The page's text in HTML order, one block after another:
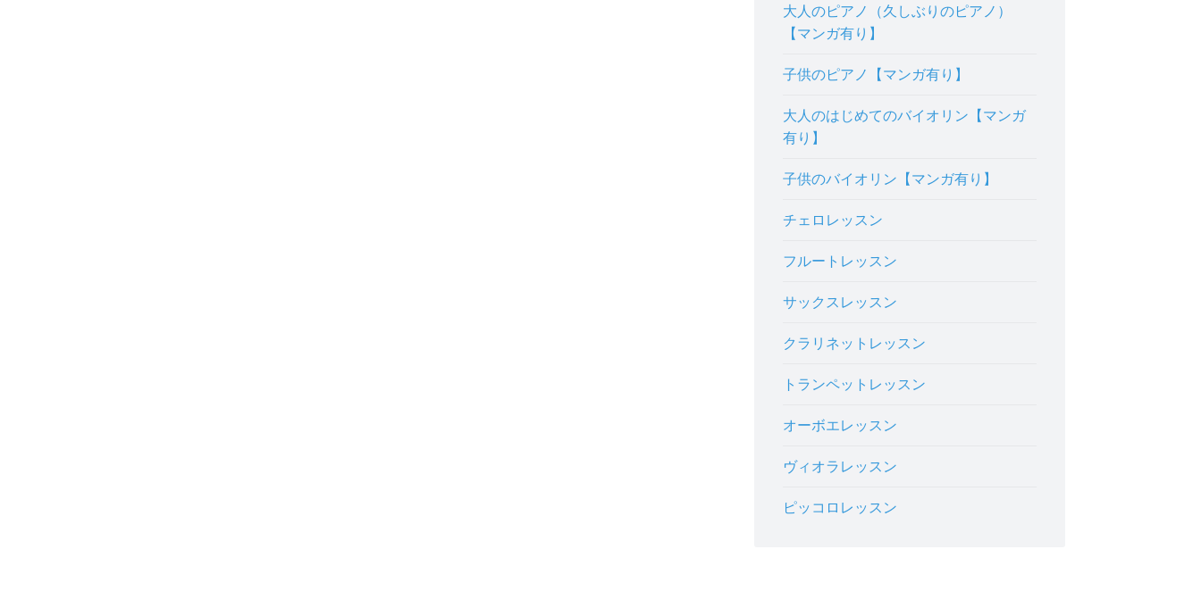
大人のピアノ（久しぶりのピアノ）
【マンガ有り】
子供のピアノ【マンガ有り】
大人のはじめてのバイオリン【マンガ
有り】
子供のバイオリン【マンガ有り】
チェロレッスン
フルートレッスン
サックスレッスン
クラリネットレッスン
トランペットレッスン
オーボエレッスン
ヴィオラレッスン
ピッコロレッスン